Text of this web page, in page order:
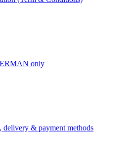
only
delivery & payment methods